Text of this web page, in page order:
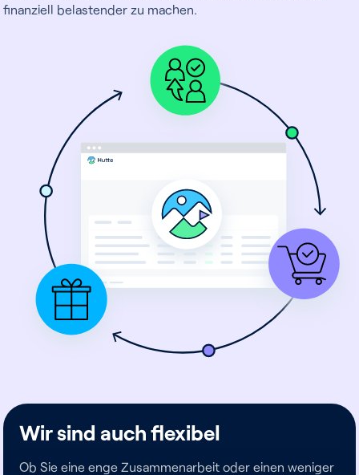
finanziell belastender zu machen.
Wir sind auch flexibel
Ob Sie eine enge Zusammenarbeit oder einen weniger